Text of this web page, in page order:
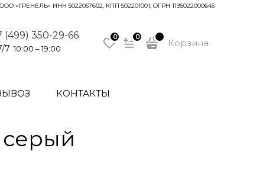
ООО «ГРЕНЕЛЬ» ИНН 5022057602, КПП 502201001, ОГРН 1195022000645
(499) 350-29-66
7 10:00 – 19:00
0 0
Корзина
КОНТАКТЫ
серый